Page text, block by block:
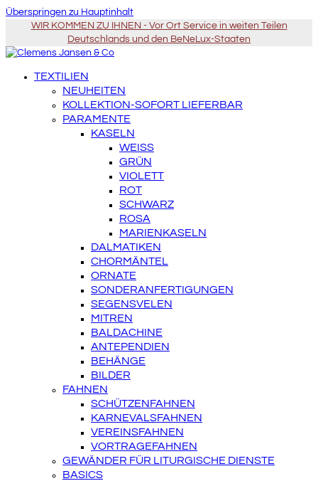
Überspringen zu Hauptinhalt
WIR KOMMEN ZU IHNEN - Vor Ort Service in weiten Teilen
Deutschlands und den BeNeLux-Staaten
TEXTILIEN
NEUHEITEN
KOLLEKTION-SOFORT LIEFERBAR
PARAMENTE
KASELN
WEISS
GRÜN
VIOLETT
ROT
SCHWARZ
ROSA
MARIENKASELN
DALMATIKEN
CHORMÄNTEL
ORNATE
SONDERANFERTIGUNGEN
SEGENSVELEN
MITREN
BALDACHINE
ANTEPENDIEN
BEHÄNGE
BILDER
FAHNEN
SCHÜTZENFAHNEN
KARNEVALSFAHNEN
VEREINSFAHNEN
VORTRAGEFAHNEN
GEWÄNDER FÜR LITURGISCHE DIENSTE
BASICS